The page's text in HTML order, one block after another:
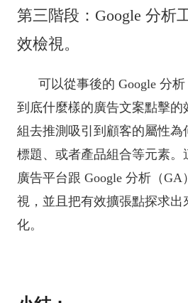
第三階段：Google 分析
效檢視。
可以從事後的 Google 分析
到底什麼樣的廣告文案點擊
組去推測吸引到顧客的屬性為
標題、或者產品組合等元素。
廣告平台跟 Google 分析（
視，並且把有效擴張點探求出
化。